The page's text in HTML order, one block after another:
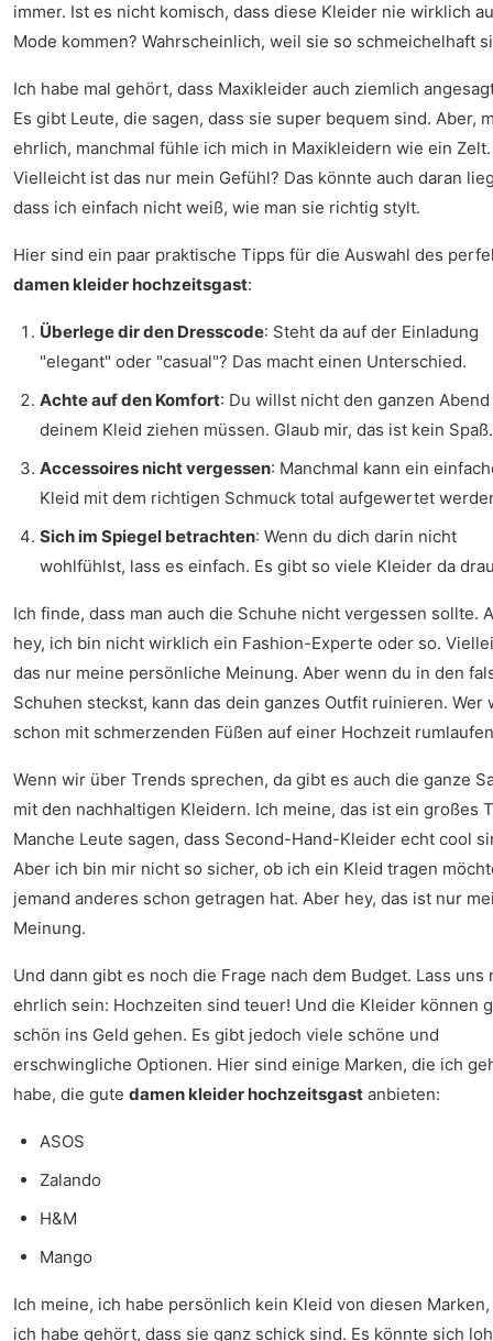
immer. Ist es nicht komisch, dass diese Kleider nie wirklich
Mode kommen? Wahrscheinlich, weil sie so schmeichelhaft
Ich habe mal gehört, dass Maxikleider auch ziemlich
Es gibt Leute, die sagen, dass sie super bequem sind. Aber,
ehrlich, manchmal fühle ich mich in Maxikleidern wie ein Zelt.
Vielleicht ist das nur mein Gefühl? Das könnte auch daran
dass ich einfach nicht weiß, wie man sie richtig stylt.
Hier sind ein paar praktische Tipps für die Auswahl des
damen kleider hochzeitsgast:
Überlege dir den Dresscode: Steht da auf der Einladung
"elegant" oder "casual"? Das macht einen Unterschied.
Achte auf den Komfort: Du willst nicht den ganzen Abend
deinem Kleid ziehen müssen. Glaub mir, das ist kein Spaß.
Accessoires nicht vergessen: Manchmal kann ein
Kleid mit dem richtigen Schmuck total aufgewertet
Sich im Spiegel betrachten: Wenn du dich darin nicht
wohlfühlst, lass es einfach. Es gibt so viele Kleider da
Ich finde, dass man auch die Schuhe nicht vergessen sollte.
hey, ich bin nicht wirklich ein Fashion-Experte oder so.
das nur meine persönliche Meinung. Aber wenn du in den
Schuhen steckst, kann das dein ganzes Outfit ruinieren. Wer
schon mit schmerzenden Füßen auf einer Hochzeit
Wenn wir über Trends sprechen, da gibt es auch die ganze
mit den nachhaltigen Kleidern. Ich meine, das ist ein großes
Manche Leute sagen, dass Second-Hand-Kleider echt cool
Aber ich bin mir nicht so sicher, ob ich ein Kleid tragen
jemand anderes schon getragen hat. Aber hey, das ist nur
Meinung.
Und dann gibt es noch die Frage nach dem Budget. Lass uns
ehrlich sein: Hochzeiten sind teuer! Und die Kleider können
schön ins Geld gehen. Es gibt jedoch viele schöne und
erschwingliche Optionen. Hier sind einige Marken, die ich
habe, die gute damen kleider hochzeitsgast anbieten:
ASOS
Zalando
H&M
Mango
Ich meine, ich habe persönlich kein Kleid von diesen
ich habe gehört, dass sie ganz schick sind. Es könnte sich